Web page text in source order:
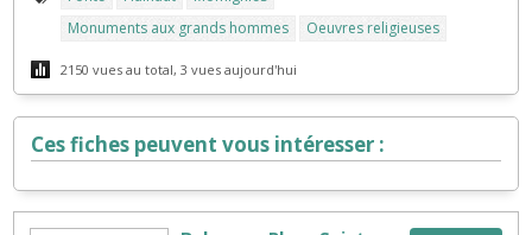
Monuments aux grands hommes
Oeuvres religieuses
2150 vues au total, 3 vues aujourd'hui
Ces fiches peuvent vous intéresser :